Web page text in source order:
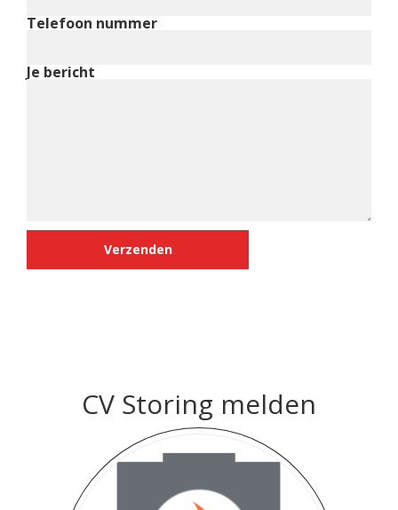
Telefoon nummer
Je bericht
CV Storing melden